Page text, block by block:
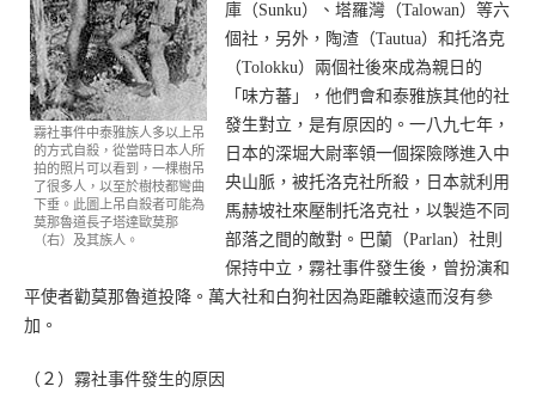
霧社事件中泰雅族人多以上吊
的方式自殺，從當時日本人所
拍的照片可以看到，一棵樹吊
了很多人，以至於樹枝都彎曲
下垂。此圖上吊自殺者可能為
莫那魯道長子塔達歐莫那
（右）及其族人。
庫（Sunku）、塔羅灣（Talowan）等六
個社，另外，陶渣（Tautua）和托洛克
（Tolokku）兩個社後來成為親日的
「味方蕃」，他們會和泰雅族其他的社
發生對立，是有原因的。一八九七年，
日本的深堀大尉率領一個探險隊進入中
央山脈，被托洛克社所殺，日本就利用
馬赫坡社來壓制托洛克社，以製造不同
部落之間的敵對。巴蘭（Parlan）社則
保持中立，霧社事件發生後，曾扮演和
平使者勸莫那魯道投降。萬大社和白狗社因為距離較遠而沒有參
加。
（２）霧社事件發生的原因